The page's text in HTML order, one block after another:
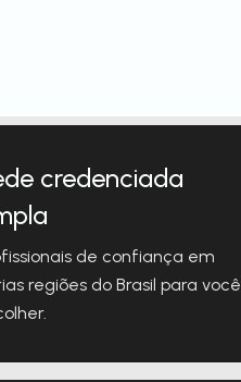
credenciada
de confiança em
regiões do Brasil para você